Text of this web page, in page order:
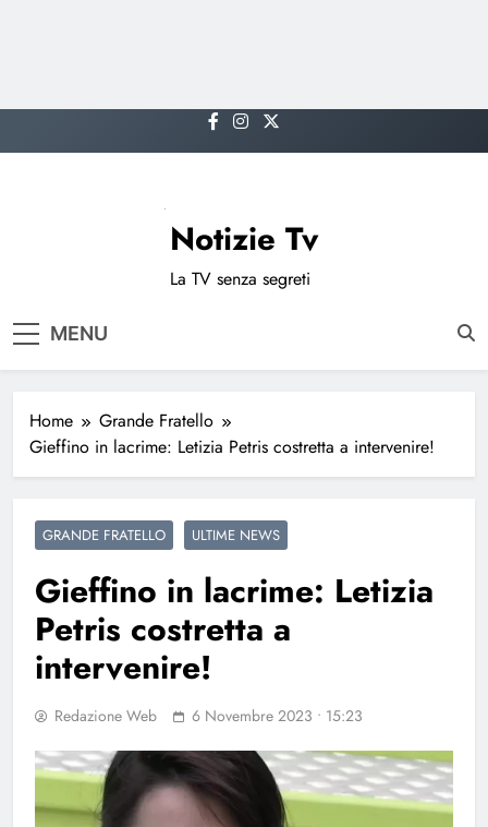
to
Notizie Tv
La TV senza segreti
MENU
Home
Grande Fratello
Gieffino in lacrime: Letizia Petris costretta a intervenire!
GRANDE FRATELLO ULTIME NEWS
Gieffino in lacrime: Letizia
Petris costretta a
intervenire!
Redazione Web 6 Novembre 2023 • 15:23